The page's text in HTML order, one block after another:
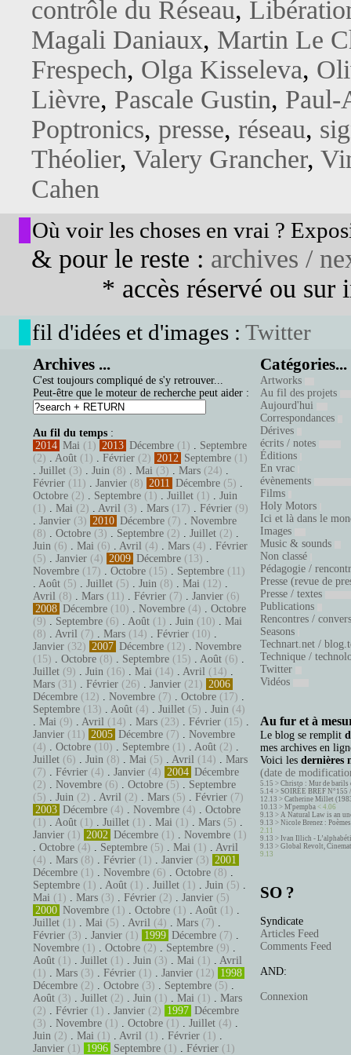
contrôle du Réseau,
Magali Daniaux, Martin Le
Frespech, Olga Kisseleva,
Lièvre, Pascale Gustin, Paul-
Poptronics, presse, réseau,
Théolier, Valery Grancher,
Cahen
Où voir les choses en vrai ?
& pour le reste : archives /
* accès réservé ou sur
fil d'idées et d'images : Twitter
Archives ...
C'est toujours compliqué de s'y retrouver...
Peut-être que le moteur de recherche peut aider :
Au fil du temps :
2014 Mai (1) 2013 Décembre (1) . Septembre
(2) . Août (1) . Février (2) 2012 Septembre (1)
. Juillet (3) . Juin (8) . Mai (3) . Mars (24) .
Février (11) . Janvier (8) 2011 Décembre (5) .
Octobre (2) . Septembre (1) . Juillet (1) . Juin
(1) . Mai (2) . Avril (3) . Mars (17) . Février (9)
. Janvier (3) 2010 Décembre (7) . Novembre
(8) . Octobre (3) . Septembre (2) . Juillet (2) .
Juin (6) . Mai (6) . Avril (4) . Mars (4) . Février
(5) . Janvier (4) 2009 Décembre (13) .
Novembre (17) . Octobre (15) . Septembre (11)
. Août (5) . Juillet (5) . Juin (8) . Mai (12) .
Avril (8) . Mars (11) . Février (7) . Janvier (6)
2008 Décembre (10) . Novembre (4) . Octobre
(9) . Septembre (6) . Août (1) . Juin (10) . Mai
(8) . Avril (7) . Mars (14) . Février (10) .
Janvier (32) 2007 Décembre (12) . Novembre
(15) . Octobre (8) . Septembre (15) . Août (6) .
Juillet (9) . Juin (16) . Mai (14) . Avril (14) .
Mars (31) . Février (26) . Janvier (21) 2006
Décembre (12) . Novembre (7) . Octobre (17) .
Septembre (13) . Août (4) . Juillet (5) . Juin (4)
. Mai (9) . Avril (14) . Mars (23) . Février (15) .
Janvier (11) 2005 Décembre (7) . Novembre
(4) . Octobre (10) . Septembre (1) . Août (2) .
Juillet (6) . Juin (8) . Mai (5) . Avril (14) . Mars
(7) . Février (4) . Janvier (4) 2004 Décembre
(2) . Novembre (6) . Octobre (5) . Septembre
(5) . Juin (2) . Avril (2) . Mars (5) . Février (7)
2003 Décembre (4) . Novembre (4) . Octobre
(1) . Août (1) . Juillet (1) . Mai (1) . Mars (5) .
Janvier (1) 2002 Décembre (1) . Novembre (1)
. Octobre (4) . Septembre (5) . Mai (1) . Avril
(4) . Mars (8) . Février (1) . Janvier (3) 2001
Décembre (1) . Novembre (6) . Octobre (8) .
Septembre (1) . Août (1) . Juillet (1) . Juin (5) .
Mai (1) . Mars (3) . Février (2) . Janvier (5)
2000 Novembre (1) . Octobre (1) . Août (1) .
Juillet (1) . Mai (5) . Avril (4) . Mars (7) .
Février (3) . Janvier (1) 1999 Décembre (7) .
Novembre (1) . Octobre (2) . Septembre (9) .
Août (1) . Juillet (1) . Juin (3) . Mai (1) . Avril
(1) . Mars (3) . Février (1) . Janvier (12) 1998
Décembre (2) . Octobre (3) . Septembre (5) .
Août (3) . Juillet (2) . Juin (1) . Mai (1) . Mars
(2) . Février (1) . Janvier (2) 1997 Décembre
(3) . Novembre (1) . Octobre (1) . Juillet (4) .
Juin (2) . Mai (1) . Avril (1) . Février (1) .
Janvier (1) 1996 Septembre (1) . Février (1)
Catégories...
Artworks
Au fil des projets
Aujourd'hui
Correspondances
Dérives
écrits / notes
Éditions
En vrac
évènements
Films
Holy Motors
Ici et là dans le
Images
Music & sounds
Non classé
Pédagogie /
Presse (revue de
Presse / textes
Publications
Rencontres /
Seasons
Technart.net /
Technique /
Twitter
Vidéos
Au fur et à
Le blog se remplit
mes archives en
Voici les dernières
(date de
5.15 > Christo : Mur de barils
5.14 > SOIRÉE BREF
12.13 > Catherine Millet
10.13 > M'pempba < 4.06
9.13 > A Natural Law is an
9.13 > Nicole Brenez :
2.11
9.13 > Ivan Illich -
9.13 > Global Revolt,
9.13
SO ?
Syndicate
Articles Feed
Comments Feed
AND:
Connexion